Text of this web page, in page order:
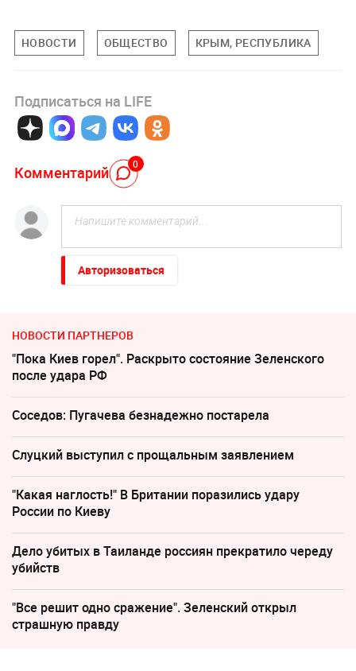
НОВОСТИ ОБЩЕСТВО КРЫМ, РЕСПУБЛИКА
Подписаться на LIFE
Комментарий 0
Авторизоваться
НОВОСТИ ПАРТНЕРОВ
"Пока Киев горел". Раскрыто состояние Зеленского
после удара РФ
Соседов: Пугачева безнадежно постарела
Слуцкий выступил с прощальным заявлением
"Какая наглость!" В Британии поразились удару
России по Киеву
Дело убитых в Таиланде россиян прекратило череду
убийств
"Все решит одно сражение". Зеленский открыл
страшную правду